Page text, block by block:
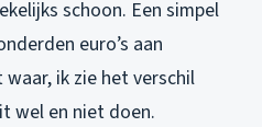
schoon. Een simpel
euro’s aan
ik zie het verschil
wel en niet doen.